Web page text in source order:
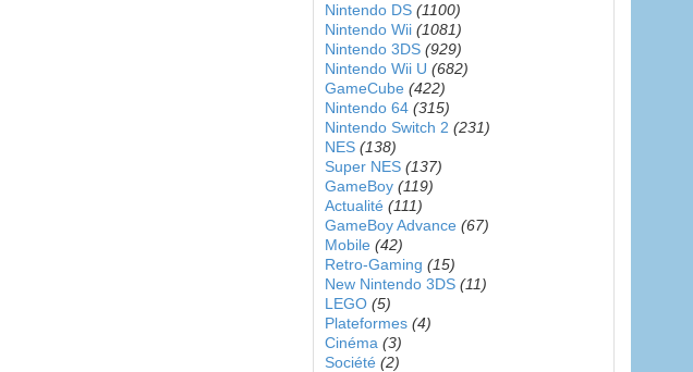
Nintendo DS (1100)
Nintendo Wii (1081)
Nintendo 3DS (929)
Nintendo Wii U (682)
GameCube (422)
Nintendo 64 (315)
Nintendo Switch 2 (231)
NES (138)
Super NES (137)
GameBoy (119)
Actualité (111)
GameBoy Advance (67)
Mobile (42)
Retro-Gaming (15)
New Nintendo 3DS (11)
LEGO (5)
Plateformes (4)
Cinéma (3)
Société (2)